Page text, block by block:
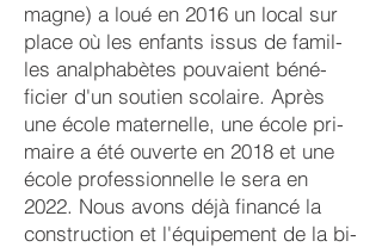
mag­ne) a loué en 2016 un lo­cal sur
pla­ce où les en­fants issus de fa­mil­
les an­alpha­bètes pou­vaient béné­
ficier d'un sou­tien sco­laire. Après
une école mater­nelle, une école pri­
maire a été ou­verte en 2018 et une
école pro­fes­sion­nelle le sera en
2022. Nous avons déjà fi­nan­cé la
con­struc­tion et l'équipe­ment de la bi­